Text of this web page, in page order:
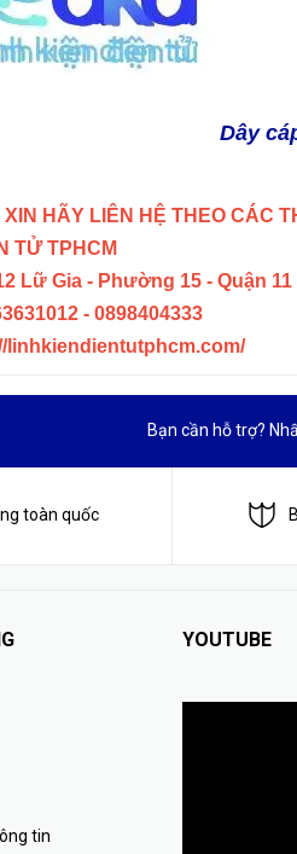
Dây
HÃY LIÊN HỆ THEO CÁC
TỬ TPHCM
Lữ Gia - Phường 15 - Quận 11
- 0898404333
linhkiendientutphcm.com/
Bạn cần hỗ trợ?
toàn quốc
tin
YOUTUBE